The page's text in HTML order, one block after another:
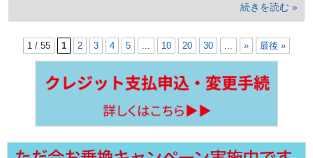
続きを読む »
1 / 55 1 2 3 4 5 10 20 30 » 最後 »